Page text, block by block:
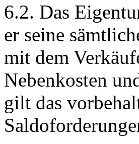
6.2. Das
er seine
mit dem
Nebenkosten
gilt das